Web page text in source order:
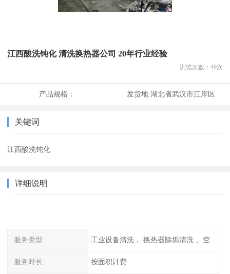
江西酸洗钝化 清洗换热器公司 20年行业经验
浏览次数： 49次
产品规格： 发货地:湖北省武汉市江岸区
关键词
江西酸洗钝化
详细说明
服务类型 工业设备清洗， 换热器除垢清洗 、空调清洗等
服务时长 按面积计费